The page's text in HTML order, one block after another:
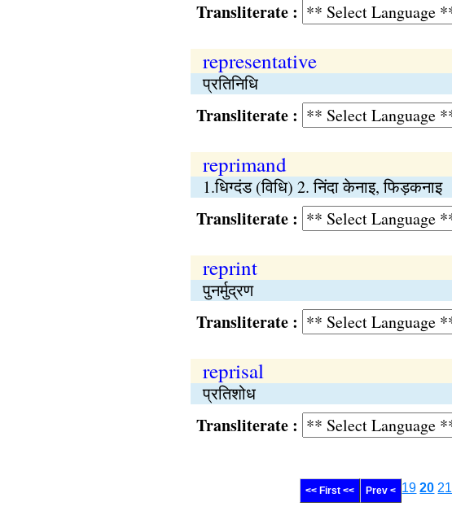
Transliterate :
representative
प्रतिनिधि
Transliterate :
reprimand
1.धिग्दंड (विधि) 2. निंदा केनाइ, फिड़कनाइ
Transliterate :
reprint
पुनर्मुद्रण
Transliterate :
reprisal
प्रतिशोध
Transliterate :
<< First << Prev < 19 20 21